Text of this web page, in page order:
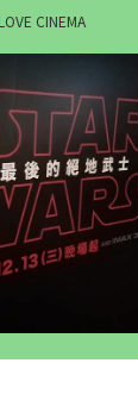
CINEMA